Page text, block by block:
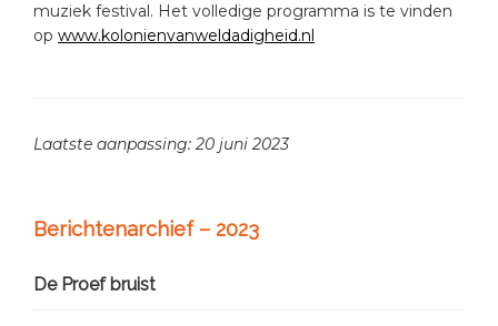
muziek festival. Het volledige programma is te vinden
op www.kolonienvanweldadigheid.nl
Laatste aanpassing: 20 juni 2023
Primary
Sidebar
Berichtenarchief – 2023
De Proef bruist